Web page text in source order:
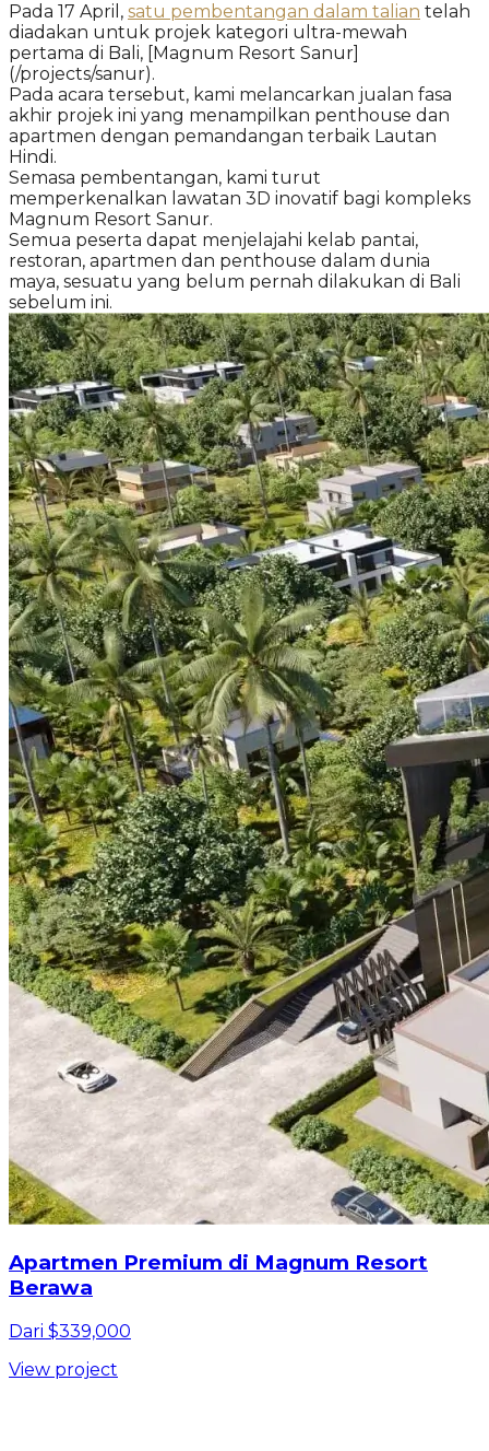
Pada 17 April, satu pembentangan dalam talian telah
diadakan untuk projek kategori ultra-mewah
pertama di Bali, [Magnum Resort Sanur]
(/projects/sanur).
Pada acara tersebut, kami melancarkan jualan fasa
akhir projek ini yang menampilkan penthouse dan
apartmen dengan pemandangan terbaik Lautan
Hindi.
Semasa pembentangan, kami turut
memperkenalkan lawatan 3D inovatif bagi kompleks
Magnum Resort Sanur.
Semua peserta dapat menjelajahi kelab pantai,
restoran, apartmen dan penthouse dalam dunia
maya, sesuatu yang belum pernah dilakukan di Bali
sebelum ini.
Apartmen Premium di Magnum Resort
Berawa
Dari $339,000
View project